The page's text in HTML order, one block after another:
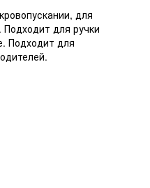
для
для ручки
Подходит для